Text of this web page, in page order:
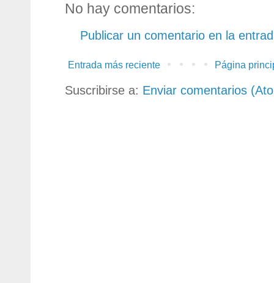
No hay comentarios:
Publicar un comentario en la
Entrada más reciente Página
Suscribirse a: Enviar comentarios